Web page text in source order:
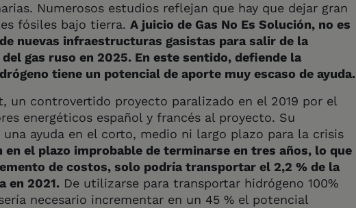
Numerosos estudios reflejan que hay que dejar gran
fósiles bajo tierra. A juicio de Gas No Es Solución, no es
nuevas infraestructuras gasistas para salir de la
gas ruso en 2025. En este sentido, defiende la
tiene un potencial de aporte muy escaso de ayuda.
un controvertido proyecto paralizado en el 2019 por el
energéticos español y francés al proyecto. Su
ayuda en el corto, medio ni largo plazo para la crisis
en el plazo improbable de terminarse en tres años, lo que
de costos, solo podría transportar el 2,2 % de la
en 2021. De utilizarse para transportar hidrógeno 100%
necesario incrementar en un 45 % el potencial